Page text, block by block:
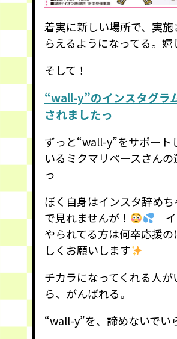
着実に新しい場所で、実施
らえるようになってる。嬉
そして！
“wall-y”のインスタグラ
されましたっ
ずっと“wall-y”をサポート
いるミクマリベースさんの
っ
ぼく自身はインスタ辞め
で見れませんが！
イ
やられてる方は何卒応援の
しくお願いします
チカラになってくれる人が
ら、がんばれる。
“wall-y”を、諦めないでい